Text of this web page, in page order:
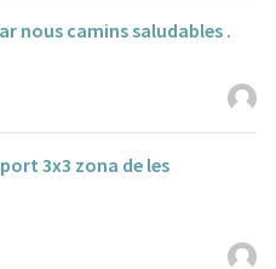
nous camins saludables .
3x3 zona de les